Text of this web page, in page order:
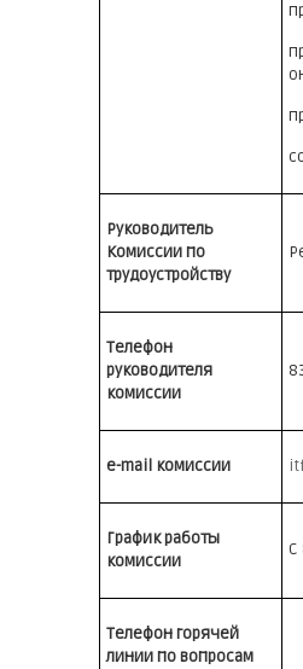
Руководитель
Комиссии по
трудоустройству
Телефон
руководителя
комиссии
e-mail комиссии
График работы
комиссии
С
Телефон горячей
линии по вопросам